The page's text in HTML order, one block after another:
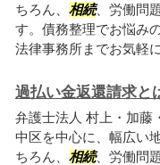
ちろん、 相続、労働問
す。債務整理でお悩み
法律事務所までお気軽
過払い金返還請求と
弁護士法人 村上・加藤
中区を中心に、幅広い
ちろん、 相続、労働問